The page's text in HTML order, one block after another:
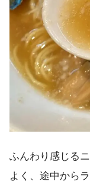
ふんわり感じる
よく、途中から